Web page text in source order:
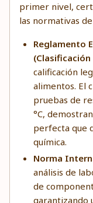
primer nivel,
las normativas
Reglamento
calificación
alimentos. El
pruebas de
°C,
perfecta que
química.
Norma
análisis de
de
garantizando